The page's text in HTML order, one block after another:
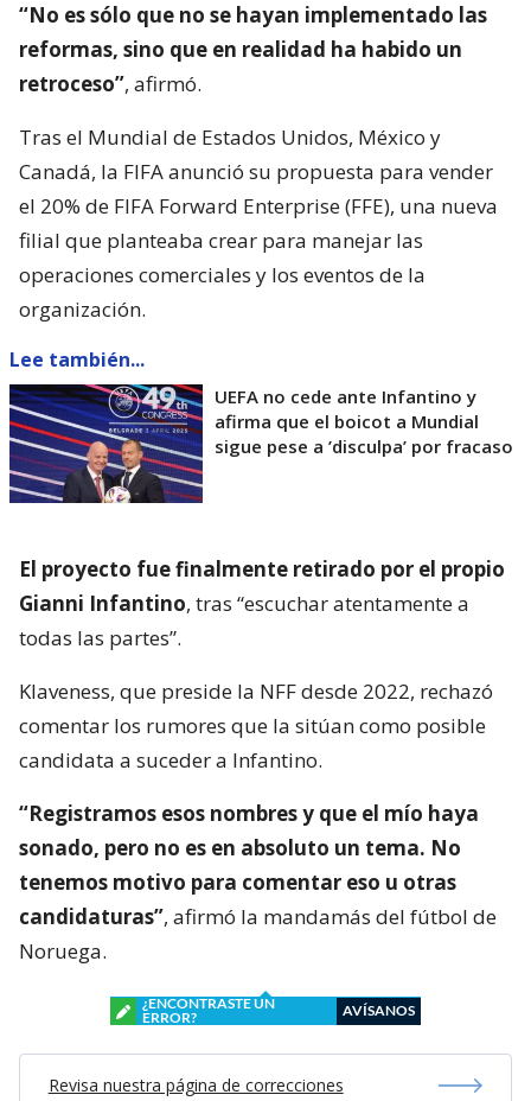
“No es sólo que no se hayan implementado las
reformas, sino que en realidad ha habido un
retroceso”, afirmó.
Tras el Mundial de Estados Unidos, México y
Canadá, la FIFA anunció su propuesta para vender
el 20% de FIFA Forward Enterprise (FFE), una nueva
filial que planteaba crear para manejar las
operaciones comerciales y los eventos de la
organización.
Lee también...
UEFA no cede ante Infantino y
afirma que el boicot a Mundial
sigue pese a ’disculpa’ por fracaso
El proyecto fue finalmente retirado por el propio
Gianni Infantino, tras “escuchar atentamente a
todas las partes”.
Klaveness, que preside la NFF desde 2022, rechazó
comentar los rumores que la sitúan como posible
candidata a suceder a Infantino.
“Registramos esos nombres y que el mío haya
sonado, pero no es en absoluto un tema. No
tenemos motivo para comentar eso u otras
candidaturas”, afirmó la mandamás del fútbol de
Noruega.
¿ENCONTRASTE UN
ERROR?
AVÍSANOS
Revisa nuestra página de correcciones